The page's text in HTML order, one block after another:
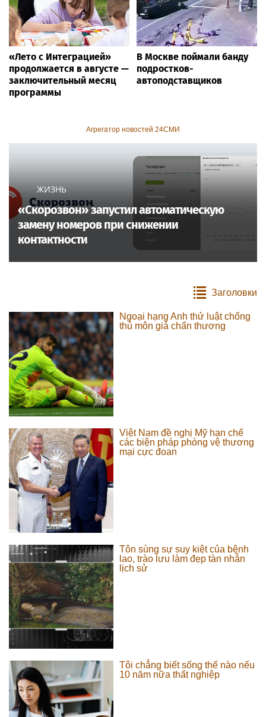
«Лето с Интеграцией»
продолжается в августе —
заключительный месяц
программы
В Москве поймали банду
подростков-
автоподставщиков
Агрегатор новостей 24СМИ
ЖИЗНЬ
«Скорозвон» запустил автоматическую
замену номеров при снижении
контактности
Заголовки
Ngoại hạng Anh thử luật chống
thủ môn giả chấn thương
Việt Nam đề nghị Mỹ hạn chế
các biện pháp phòng vệ thương
mại cực đoan
Tôn sùng sự suy kiệt của bệnh
lao, trào lưu làm đẹp tàn nhẫn
lịch sử
Tôi chẳng biết sống thế nào nếu
10 năm nữa thất nghiệp